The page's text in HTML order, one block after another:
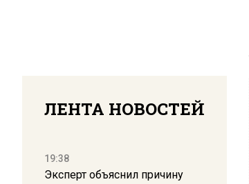
ЛЕНТА НОВОСТЕЙ
19:38
Эксперт объяснил причину